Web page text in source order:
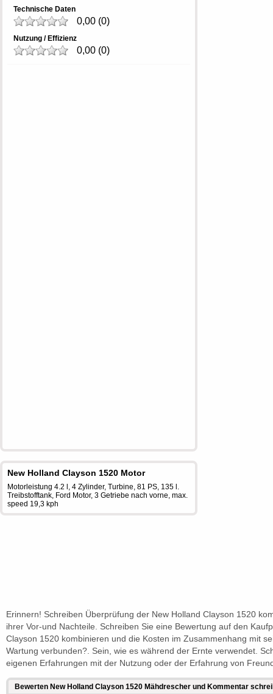
Technische Daten
0,00 (0)
Nutzung / Effizienz
0,00 (0)
New Holland Clayson 1520 Motor
Motorleistung 4.2 l, 4 Zylinder, Turbine, 81 PS, 135 l.
Treibstofftank, Ford Motor, 3 Getriebe nach vorne, max.
speed 19,3 kph
Erinnern! Schreiben Überprüfung der New Holland Clayson 1520
ihrer Vor-und Nachteile. Schreiben Sie eine Bewertung auf den
Clayson 1520 kombinieren und die Kosten im Zusammenhang mit
Wartung verbunden?. Sein, wie es während der Ernte verwendet.
eigenen Erfahrungen mit der Nutzung oder der Erfahrung von
Bewerten New Holland Clayson 1520 Mähdrescher und Kommentar